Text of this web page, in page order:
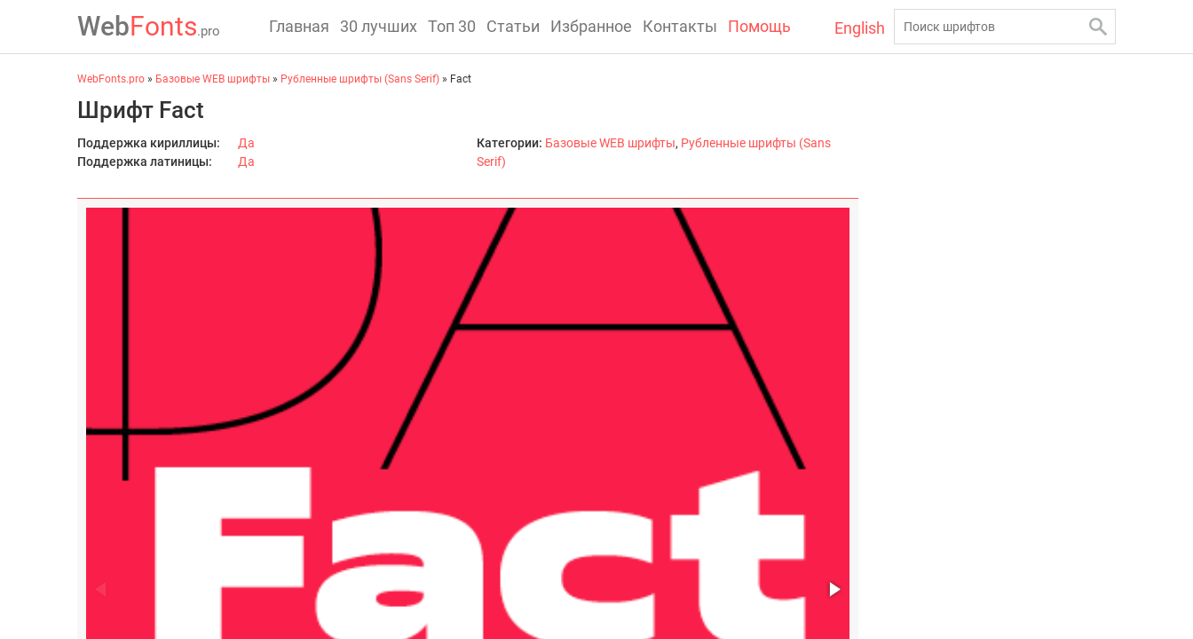
WebFonts.pro Главная 30 лучших Топ 30 Статьи Избранное Контакты Помощь English
WebFonts.pro » Базовые WEB шрифты » Рубленные шрифты (Sans Serif) » Fact
Шрифт Fact
Поддержка кириллицы:
Да
Поддержка латиницы:
Да
Категории: Базовые WEB шрифты, Рубленные шрифты (Sans
Serif)